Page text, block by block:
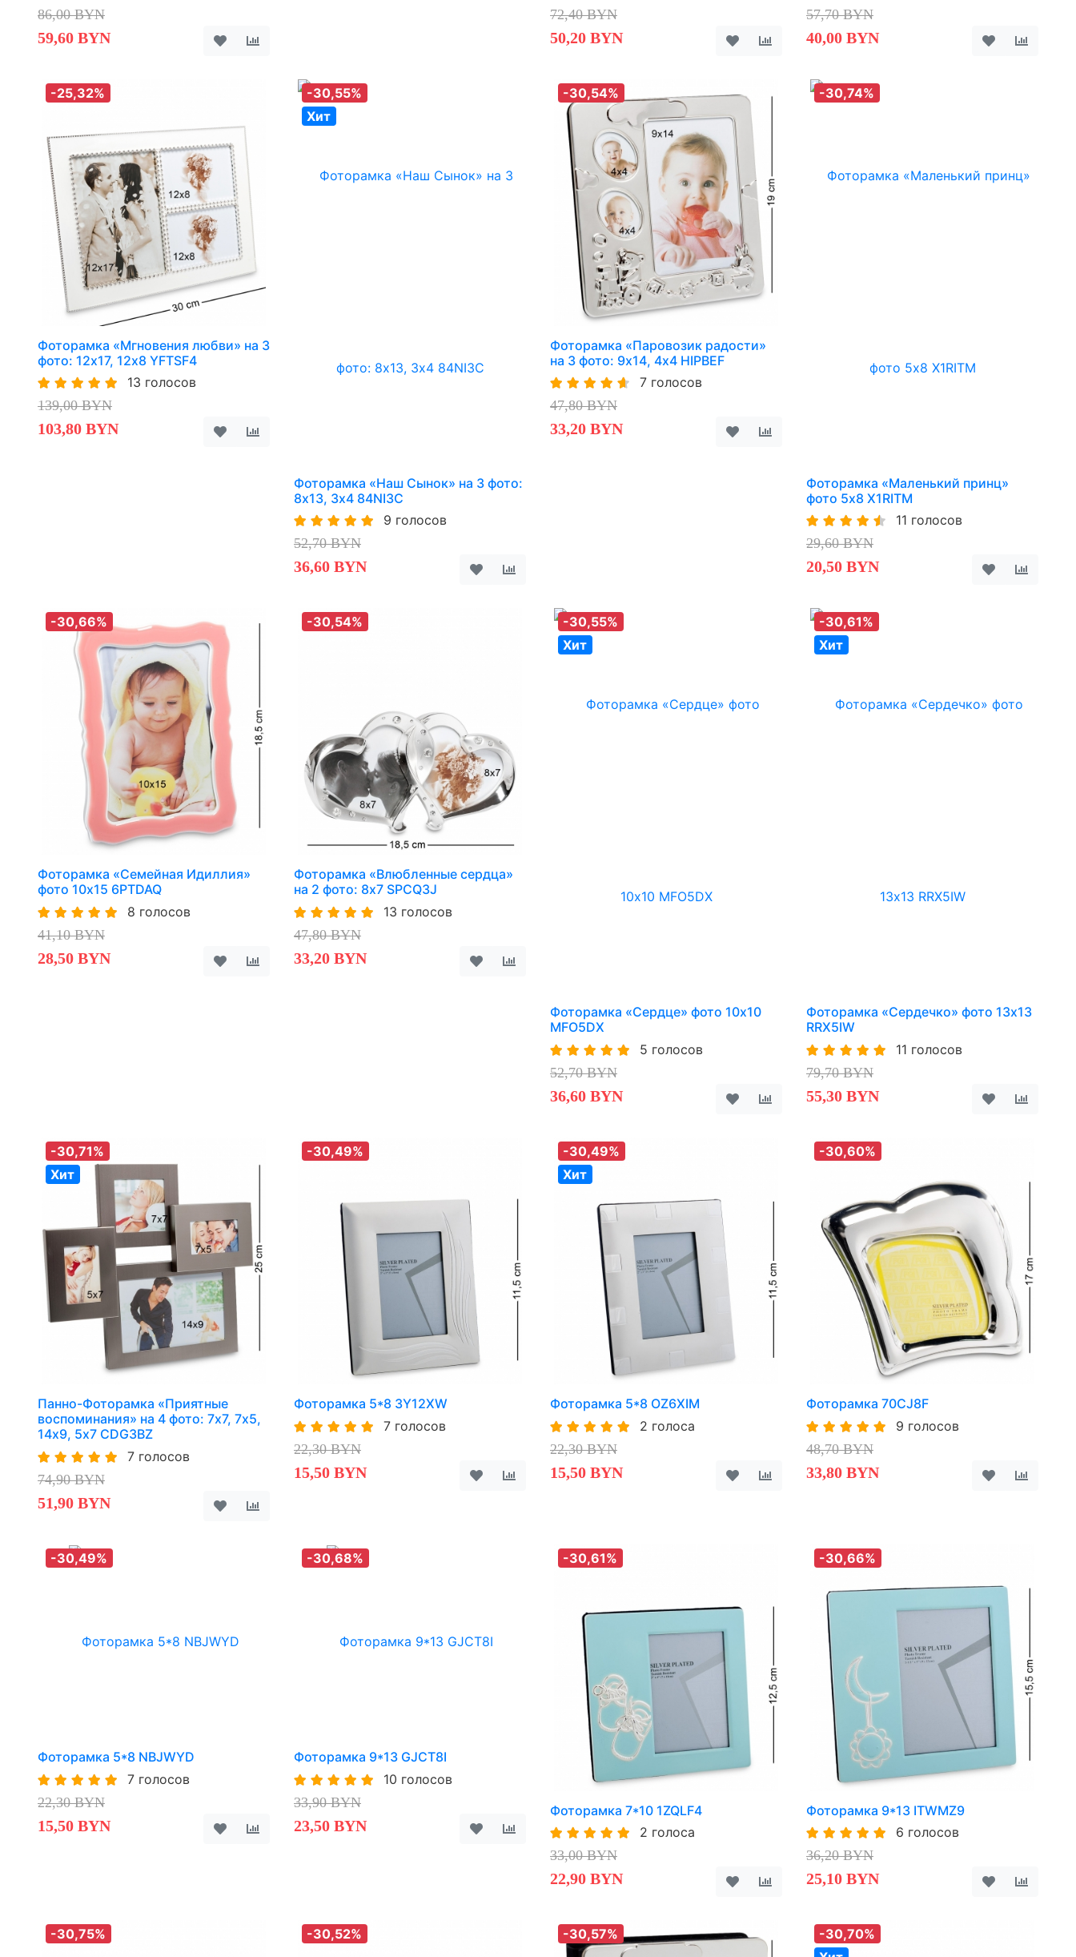
86,00 BYN
59,60 BYN
72,40 BYN
50,20 BYN
57,70 BYN
40,00 BYN
-25,32%
Фоторамка «Мгновения любви» на 3
фото: 12х17, 12х8 YFTSF4
13 голосов
139,00 BYN
103,80 BYN
-30,55%
Хит
Фоторамка «Наш Сынок» на 3 фото:
8х13, 3х4 84NI3C
9 голосов
52,70 BYN
36,60 BYN
-30,54%
Фоторамка «Паровозик радости»
на 3 фото: 9х14, 4х4 HIPBEF
7 голосов
47,80 BYN
33,20 BYN
-30,74%
Фоторамка «Маленький принц»
фото 5х8 X1RITM
11 голосов
29,60 BYN
20,50 BYN
-30,66%
Фоторамка «Семейная Идиллия»
фото 10х15 6PTDAQ
8 голосов
41,10 BYN
28,50 BYN
-30,54%
Фоторамка «Влюбленные сердца»
на 2 фото: 8х7 SPCQ3J
13 голосов
47,80 BYN
33,20 BYN
-30,55%
Хит
Фоторамка «Сердце» фото 10х10
MFO5DX
5 голосов
52,70 BYN
36,60 BYN
-30,61%
Хит
Фоторамка «Сердечко» фото 13х13
RRX5IW
11 голосов
79,70 BYN
55,30 BYN
-30,71%
Хит
Панно-Фоторамка «Приятные
воспоминания» на 4 фото: 7х7, 7х5,
14х9, 5х7 CDG3BZ
7 голосов
74,90 BYN
51,90 BYN
-30,49%
Фоторамка 5*8 3Y12XW
7 голосов
22,30 BYN
15,50 BYN
-30,49%
Хит
Фоторамка 5*8 OZ6XIM
2 голоса
22,30 BYN
15,50 BYN
-30,60%
Фоторамка 70CJ8F
9 голосов
48,70 BYN
33,80 BYN
-30,49%
Фоторамка 5*8 NBJWYD
7 голосов
22,30 BYN
15,50 BYN
-30,68%
Фоторамка 9*13 GJCT8I
10 голосов
33,90 BYN
23,50 BYN
-30,61%
Фоторамка 7*10 1ZQLF4
2 голоса
33,00 BYN
22,90 BYN
-30,66%
Фоторамка 9*13 ITWMZ9
6 голосов
36,20 BYN
25,10 BYN
-30,75% -30,52% -30,57%
-30,70%